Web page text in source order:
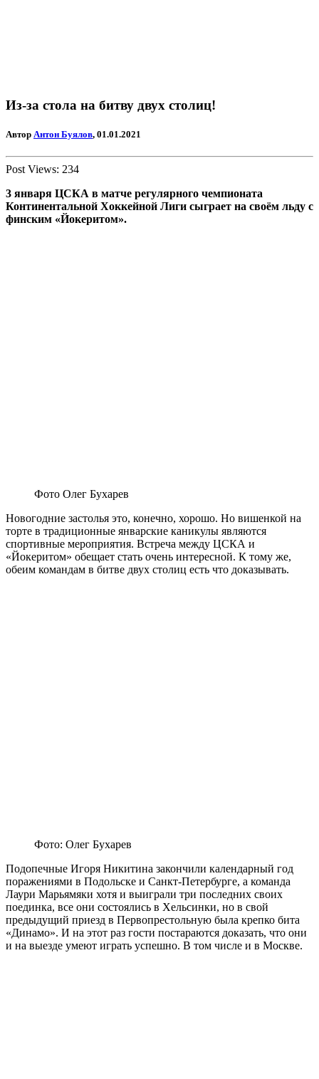
Из-за стола на битву двух столиц!
Автор Антон Буялов, 01.01.2021
Post Views: 234
3 января ЦСКА в матче регулярного чемпионата
Континентальной Хоккейной Лиги сыграет на своём льду с
финским «Йокеритом».
Фото Олег Бухарев
Новогодние застолья это, конечно, хорошо. Но вишенкой на
торте в традиционные январские каникулы являются
спортивные мероприятия. Встреча между ЦСКА и
«Йокеритом» обещает стать очень интересной. К тому же,
обеим командам в битве двух столиц есть что доказывать.
Фото: Олег Бухарев
Подопечные Игоря Никитина закончили календарный год
поражениями в Подольске и Санкт-Петербурге, а команда
Лаури Марьямяки хотя и выиграли три последних своих
поединка, все они состоялись в Хельсинки, но в свой
предыдущий приезд в Первопрестольную была крепко бита
«Динамо». И на этот раз гости постараются доказать, что они
и на выезде умеют играть успешно. В том числе и в Москве.